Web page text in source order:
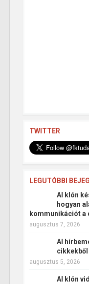
TWITTER
LEGUTÓBBI
AI klón
hogyan
kommunikációt
augusztus 7, 2026
AI
augusztus 5, 2026
AI klón